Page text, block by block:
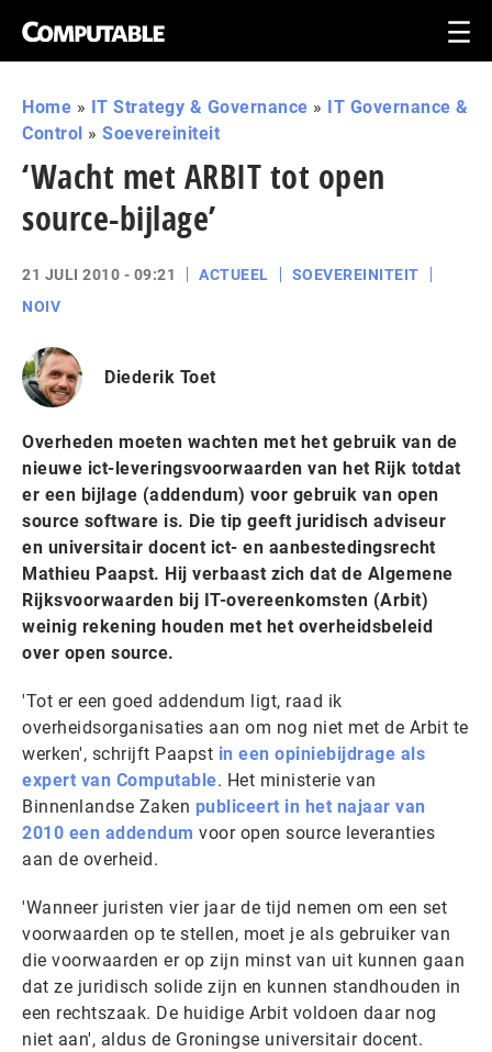
Home » IT Strategy & Governance » IT Governance &
Control » Soevereiniteit
‘Wacht met ARBIT tot open
source-bijlage’
21 JULI 2010 - 09:21 ACTUEEL
SOEVEREINITEIT
NOIV
Diederik Toet
Overheden moeten wachten met het gebruik van de
nieuwe ict-leveringsvoorwaarden van het Rijk totdat
er een bijlage (addendum) voor gebruik van open
source software is. Die tip geeft juridisch adviseur
en universitair docent ict- en aanbestedingsrecht
Mathieu Paapst. Hij verbaast zich dat de Algemene
Rijksvoorwaarden bij IT-overeenkomsten (Arbit)
weinig rekening houden met het overheidsbeleid
over open source.
'Tot er een goed addendum ligt, raad ik
overheidsorganisaties aan om nog niet met de Arbit te
werken', schrijft Paapst in een opiniebijdrage als
expert van Computable. Het ministerie van
Binnenlandse Zaken publiceert in het najaar van
2010 een addendum voor open source leveranties
aan de overheid.
'Wanneer juristen vier jaar de tijd nemen om een set
voorwaarden op te stellen, moet je als gebruiker van
die voorwaarden er op zijn minst van uit kunnen gaan
dat ze juridisch solide zijn en kunnen standhouden in
een rechtszaak. De huidige Arbit voldoen daar nog
niet aan', aldus de Groningse universitair docent.